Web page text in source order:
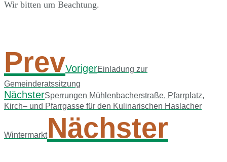
Wir bitten um Beachtung.
PrevVorigerEinladung zur
Gemeinderatssitzung
NächsterSperrungen Mühlenbacherstraße, Pfarrplatz,
Kirch– und Pfarrgasse für den Kulinarischen Haslacher
WintermarktNächster